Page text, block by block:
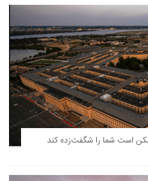
است شما را شگفت‌زده کند